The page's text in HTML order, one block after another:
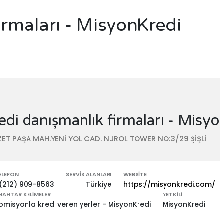
- MisyonKredi
danışmanlık firmaları -
PAŞA MAH.YENİ YOL CAD. NUROL TOWER NO:3/29 ŞİŞLİ
909-8563
SERVIS ALANLARI
Türkiye
WEBSITE
https://misyonkredi.com/
KELIMELER
kredi veren yerler - MisyonKredi
YETKILI
MisyonKredi